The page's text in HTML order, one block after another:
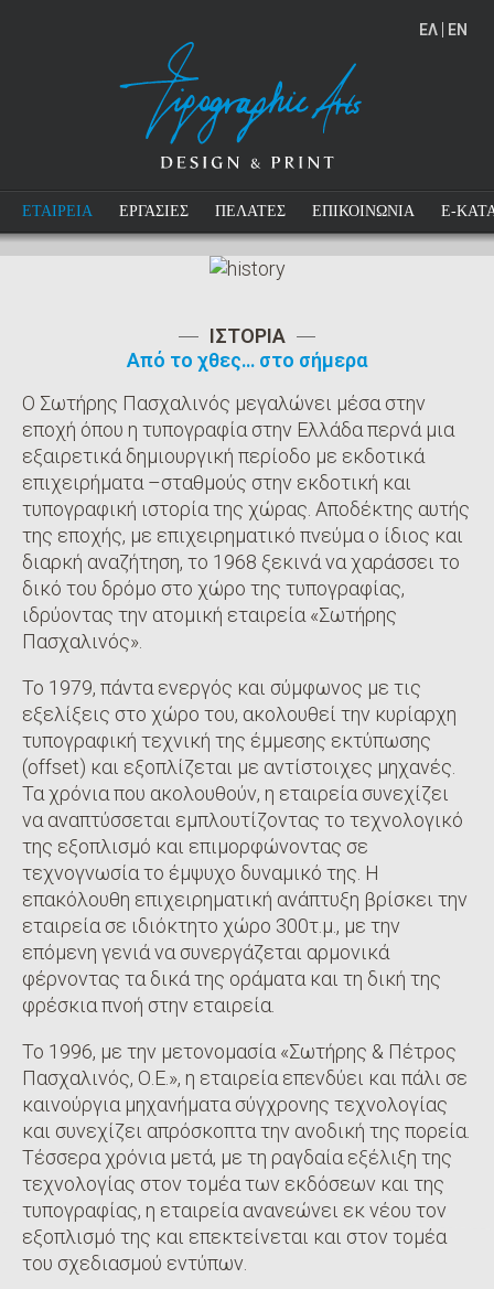
EΛ EN
ΕΤΑΙΡΕΙΑ ΕΡΓΑΣΙΕΣ ΠΕΛΑΤΕΣ ΕΠΙΚΟΙΝΩΝΙΑ E-
ΙΣΤΟΡΙΑ
Από το χθες… στο σήμερα
Ο Σωτήρης Πασχαλινός μεγαλώνει μέσα στην
εποχή όπου η τυπογραφία στην Ελλάδα περνά μια
εξαιρετικά δημιουργική περίοδο με εκδοτικά
επιχειρήματα –σταθμούς στην εκδοτική και
τυπογραφική ιστορία της χώρας. Αποδέκτης αυτής
της εποχής, με επιχειρηματικό πνεύμα ο ίδιος και
διαρκή αναζήτηση, το 1968 ξεκινά να χαράσσει το
δικό του δρόμο στο χώρο της τυπογραφίας,
ιδρύοντας την ατομική εταιρεία «Σωτήρης
Πασχαλινός».
Το 1979, πάντα ενεργός και σύμφωνος με τις
εξελίξεις στο χώρο του, ακολουθεί την κυρίαρχη
τυπογραφική τεχνική της έμμεσης εκτύπωσης
(offset) και εξοπλίζεται με αντίστοιχες μηχανές.
Τα χρόνια που ακολουθούν, η εταιρεία συνεχίζει
να αναπτύσσεται εμπλουτίζοντας το τεχνολογικό
της εξοπλισμό και επιμορφώνοντας σε
τεχνογνωσία το έμψυχο δυναμικό της. Η
επακόλουθη επιχειρηματική ανάπτυξη βρίσκει την
εταιρεία σε ιδιόκτητο χώρο 300τ.μ., με την
επόμενη γενιά να συνεργάζεται αρμονικά
φέρνοντας τα δικά της οράματα και τη δική της
φρέσκια πνοή στην εταιρεία.
Το 1996, με την μετονομασία «Σωτήρης & Πέτρος
Πασχαλινός, Ο.Ε.», η εταιρεία επενδύει και πάλι σε
καινούργια μηχανήματα σύγχρονης τεχνολογίας
και συνεχίζει απρόσκοπτα την ανοδική της πορεία.
Τέσσερα χρόνια μετά, με τη ραγδαία εξέλιξη της
τεχνολογίας στον τομέα των εκδόσεων και της
τυπογραφίας, η εταιρεία ανανεώνει εκ νέου τον
εξοπλισμό της και επεκτείνεται και στον τομέα
του σχεδιασμού εντύπων.